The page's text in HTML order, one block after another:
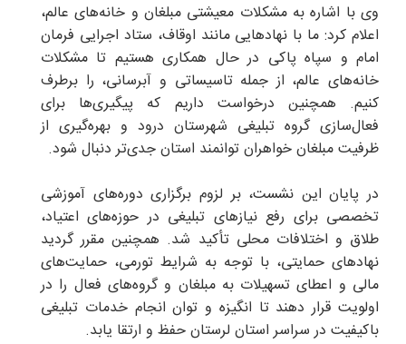
وی با اشاره به مشکلات معیشتی مبلغان و خانه‌های عالم،
اعلام کرد: ما با نهادهایی مانند اوقاف، ستاد اجرایی فرمان
امام و سپاه پاکی در حال همکاری هستیم تا مشکلات
خانه‌های عالم، از جمله تاسیساتی و آبرسانی، را برطرف
کنیم. همچنین درخواست داریم که پیگیری‌ها برای
فعال‌سازی گروه تبلیغی شهرستان درود و بهره‌گیری از
ظرفیت مبلغان خواهران توانمند استان جدی‌تر دنبال شود.
در پایان این نشست، بر لزوم برگزاری دوره‌های آموزشی
تخصصی برای رفع نیازهای تبلیغی در حوزه‌های اعتیاد،
طلاق و اختلافات محلی تأکید شد. همچنین مقرر گردید
نهادهای حمایتی، با توجه به شرایط تورمی، حمایت‌های
مالی و اعطای تسهیلات به مبلغان و گروه‌های فعال را در
اولویت قرار دهند تا انگیزه و توان انجام خدمات تبلیغی
باکیفیت در سراسر استان لرستان حفظ و ارتقا یابد.